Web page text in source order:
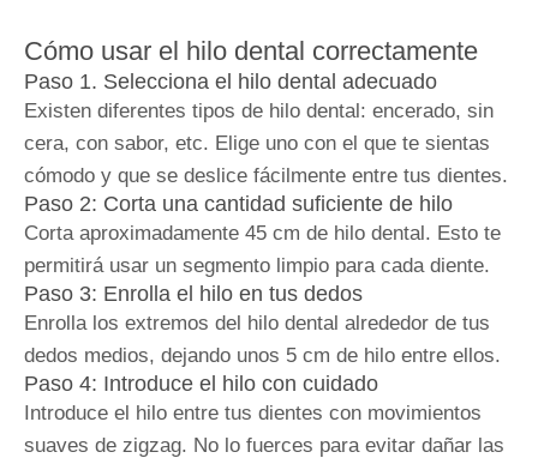
Cómo usar el hilo dental correctamente
Paso 1. Selecciona el hilo dental adecuado
Existen diferentes tipos de hilo dental: encerado, sin
cera, con sabor, etc. Elige uno con el que te sientas
cómodo y que se deslice fácilmente entre tus dientes.
Paso 2: Corta una cantidad suficiente de hilo
Corta aproximadamente 45 cm de hilo dental. Esto te
permitirá usar un segmento limpio para cada diente.
Paso 3: Enrolla el hilo en tus dedos
Enrolla los extremos del hilo dental alrededor de tus
dedos medios, dejando unos 5 cm de hilo entre ellos.
Paso 4: Introduce el hilo con cuidado
Introduce el hilo entre tus dientes con movimientos
suaves de zigzag. No lo fuerces para evitar dañar las